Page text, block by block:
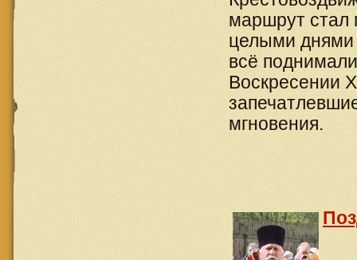
маршрут стал
целыми днями
всё
Воскресении
мгновения.